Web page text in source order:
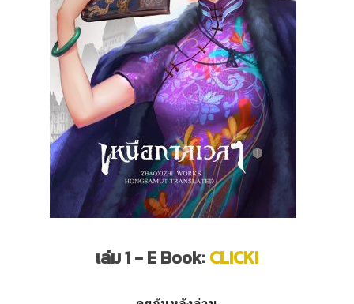
เล่ม 1 - E Book:CLICK!